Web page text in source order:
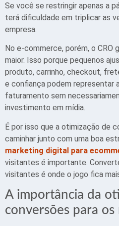
Se você se restringir apenas a
terá dificuldade em triplicar as
empresa.
No e-commerce, porém, o CRO
maior. Isso porque pequenos
produto, carrinho, checkout,
e confiança podem representar
faturamento sem
investimento em mídia.
É por isso que a otimização de
caminhar junto com uma boa
marketing digital para
visitantes é importante.
visitantes é onde o jogo fica
A importância da
conversões para os